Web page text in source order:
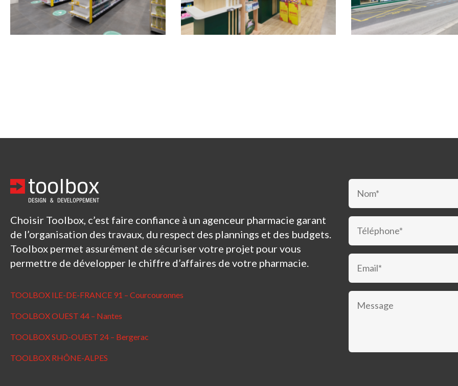
Choisir Toolbox, c’est faire confiance à un agenceur pharmacie garant
de l’organisation des travaux, du respect des plannings et des budgets.
Toolbox permet assurément de sécuriser votre projet pour vous
permettre de développer le chiffre d’affaires de votre pharmacie.
TOOLBOX ILE-DE-FRANCE 91 – Courcouronnes
TOOLBOX OUEST 44 – Nantes
TOOLBOX SUD-OUEST 24 – Bergerac
TOOLBOX RHÔNE-ALPES